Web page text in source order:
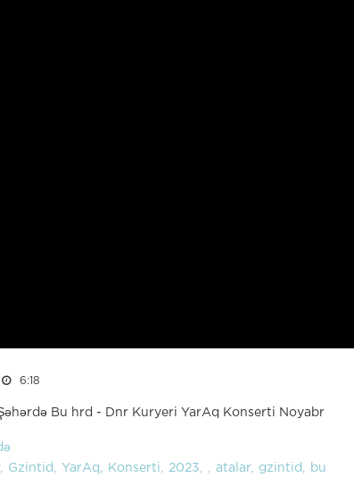
6:18
Bu hrd - Dnr Kuryeri YarAq Konserti Noyabr
Gzintid YarAq Konserti 2023 atalar gzintid bu